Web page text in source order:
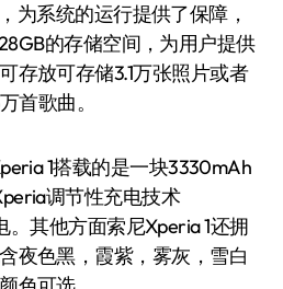
为系统的运行提供了保障，
的存储空间，为用户提供
存放可存储3.1万张照片或者
首歌曲。
1搭载的是一块3330mAh
调节性充电技术
其他方面索尼Xperia 1还拥
夜色黑，霞紫，雾灰，雪白